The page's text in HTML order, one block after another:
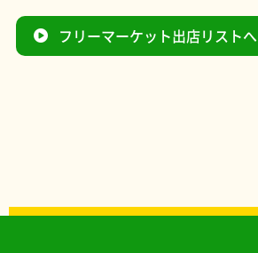
フリーマーケット出店リストへ